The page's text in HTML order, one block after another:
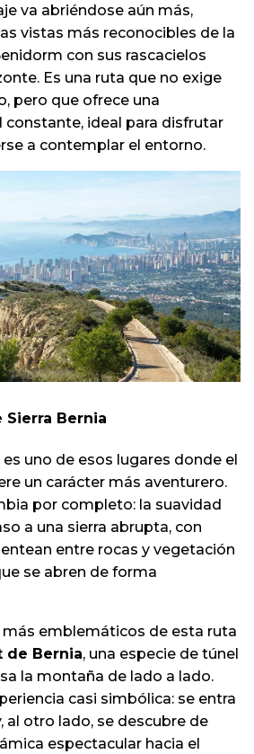
va abriéndose aún más,
vistas más reconocibles de la
con sus rascacielos
Es una ruta que no exige
pero que ofrece una
constante, ideal para disfrutar
a contemplar el entorno.
Sierra Bernia
es uno de esos lugares donde el
un carácter más aventurero.
por completo: la suavidad
a una sierra abrupta, con
entre rocas y vegetación
se abren de forma
emblemáticos de esta ruta
de Bernia, una especie de túnel
la montaña de lado a lado.
casi simbólica: se entra
al otro lado, se descubre de
espectacular hacia el